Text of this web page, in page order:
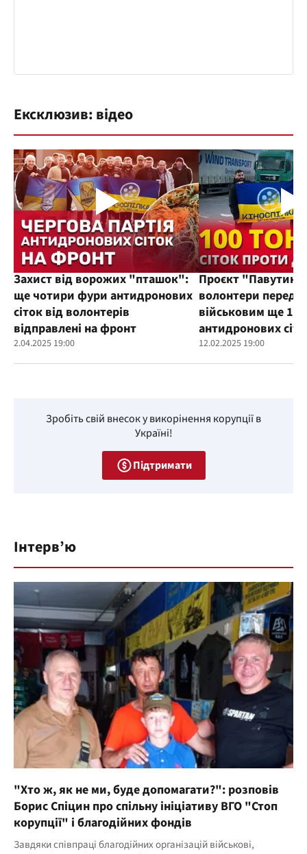
Ексклюзив: відео
Захист від ворожих "пташок":
ще чотири фури антидронових
сіток від волонтерів
відправлені на фронт
2.04.2025 19:00
Проєкт
волонтери
військовим ще
антидронових
12.02.2025 19:00
Зробіть свій внесок у викорінення корупції в
Україні!
Підтримати
Інтерв’ю
"Хто ж, як не ми, буде допомагати?": розповів
Борис Спіцин про спільну ініціативу ВГО "Стоп
корупції" і благодійних фондів
Завдяки співпраці благодійних організацій військові,